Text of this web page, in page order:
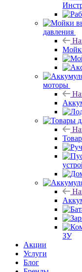
давления
моторы
ЗУ
Акции
Услуги
Блог